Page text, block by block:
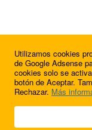
© 2009 - 2026
Utilizamos cookies
de Google Adsense
cookies solo se
botón de Aceptar.
Rechazar. Más